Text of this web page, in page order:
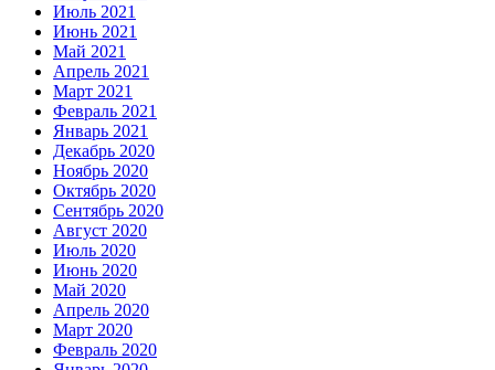
Июль 2021
Июнь 2021
Май 2021
Апрель 2021
Март 2021
Февраль 2021
Январь 2021
Декабрь 2020
Ноябрь 2020
Октябрь 2020
Сентябрь 2020
Август 2020
Июль 2020
Июнь 2020
Май 2020
Апрель 2020
Март 2020
Февраль 2020